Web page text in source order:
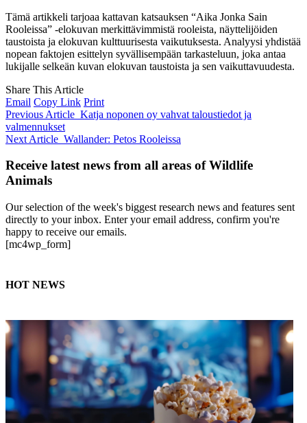
Tämä artikkeli tarjoaa kattavan katsauksen “Aika Jonka Sain
Rooleissa” -elokuvan merkittävimmistä rooleista, näyttelijöiden
taustoista ja elokuvan kulttuurisesta vaikutuksesta. Analyysi yhdistää
nopean faktojen esittelyn syvällisempään tarkasteluun, joka antaa
lukijalle selkeän kuvan elokuvan taustoista ja sen vaikuttavuudesta.
Share This Article
Email Copy Link Print
Previous Article Katja noponen oy vahvat taloustiedot ja
valmennukset
Next Article Wallander: Petos Rooleissa
Receive latest news from all areas of Wildlife
Animals
Our selection of the week's biggest research news and features sent
directly to your inbox. Enter your email address, confirm you're
happy to receive our emails.
[mc4wp_form]
HOT NEWS